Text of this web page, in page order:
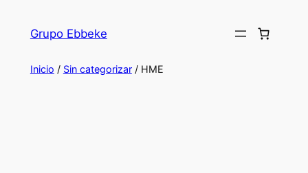
Grupo Ebbeke
Inicio / Sin categorizar/ HME